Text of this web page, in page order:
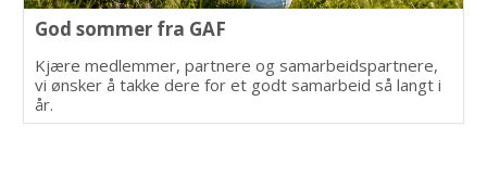
God sommer fra GAF
Kjære medlemmer, partnere og samarbeidspartnere,
vi ønsker å takke dere for et godt samarbeid så langt i
år.